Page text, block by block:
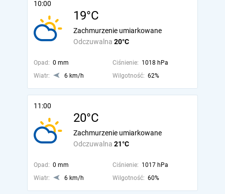
10:00
19°C
Odczuwalna 20°C
Zachmurzenie umiarkowane
Opad: 0 mm Ciśnienie: 1018 hPa
Wiatr:
6 km/h Wilgotność: 62%
11:00
20°C
Odczuwalna 21°C
Zachmurzenie umiarkowane
Opad: 0 mm Ciśnienie: 1017 hPa
Wiatr:
6 km/h Wilgotność: 60%